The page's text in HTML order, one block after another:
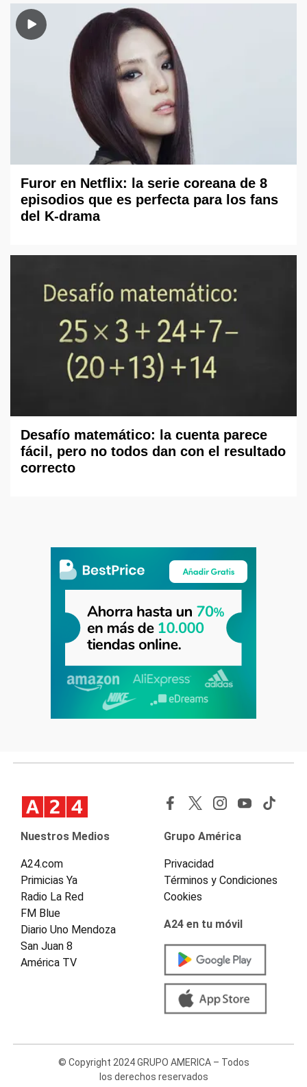
Furor en Netflix: la serie coreana de 8
episodios que es perfecta para los fans
del K-drama
Desafío matemático: la cuenta parece
fácil, pero no todos dan con el resultado
correcto
Nuestros Medios
A24.com
Primicias Ya
Radio La Red
FM Blue
Diario Uno Mendoza
San Juan 8
América TV
Grupo América
Privacidad
Términos y Condiciones
Cookies
A24 en tu móvil
© Copyright 2024 GRUPO AMERICA – Todos
los derechos reservados